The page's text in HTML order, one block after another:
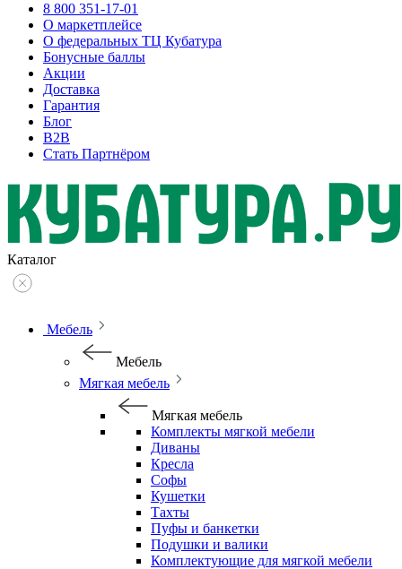
8 800 351-17-01
О маркетплейсе
О федеральных ТЦ Кубатура
Бонусные баллы
Акции
Доставка
Гарантия
Блог
B2B
Стать Партнёром
Каталог
Мебель
Мебель
Мягкая мебель
Мягкая мебель
Комплекты мягкой мебели
Диваны
Кресла
Софы
Кушетки
Тахты
Пуфы и банкетки
Подушки и валики
Комплектующие для мягкой мебели